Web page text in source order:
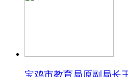
宝鸡市教育局原副局长